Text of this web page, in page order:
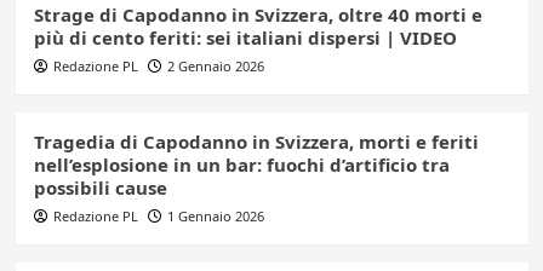
Strage di Capodanno in Svizzera, oltre 40 morti e
più di cento feriti: sei italiani dispersi | VIDEO
Redazione PL 2 Gennaio 2026
Tragedia di Capodanno in Svizzera, morti e feriti
nell’esplosione in un bar: fuochi d’artificio tra
possibili cause
Redazione PL 1 Gennaio 2026